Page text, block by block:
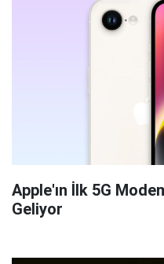
Apple'ın İlk 5G
Geliyor